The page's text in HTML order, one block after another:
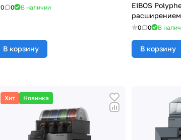
0 0 В наличии
В корзину
EIBOS
расширением
0 0 В
В корзину
Хит Новинка